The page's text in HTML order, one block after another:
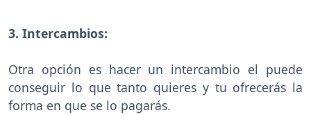
3. Intercambios:
Otra opción es hacer un intercambio el puede
conseguir lo que tanto quieres y tu ofrecerás la
forma en que se lo pagarás.